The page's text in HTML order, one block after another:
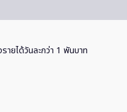
ายได้วันละกว่า 1 พันบาท